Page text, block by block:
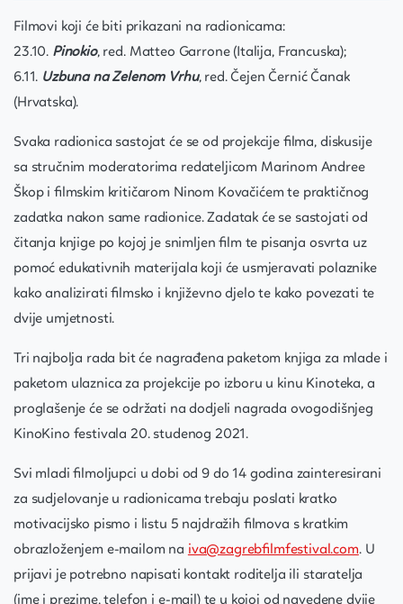
Filmovi koji će biti prikazani na radionicama:
23.10. Pinokio, red. Matteo Garrone (Italija, Francuska);
6.11. Uzbuna na Zelenom Vrhu, red. Čejen Černić Čanak
(Hrvatska).
Svaka radionica sastojat će se od projekcije filma, diskusije
sa stručnim moderatorima redateljicom Marinom Andree
Škop i filmskim kritičarom Ninom Kovačićem te praktičnog
zadatka nakon same radionice. Zadatak će se sastojati od
čitanja knjige po kojoj je snimljen film te pisanja osvrta uz
pomoć edukativnih materijala koji će usmjeravati polaznike
kako analizirati filmsko i književno djelo te kako povezati te
dvije umjetnosti.
Tri najbolja rada bit će nagrađena paketom knjiga za mlade i
paketom ulaznica za projekcije po izboru u kinu Kinoteka, a
proglašenje će se održati na dodjeli nagrada ovogodišnjeg
KinoKino festivala 20. studenog 2021.
Svi mladi filmoljupci u dobi od 9 do 14 godina zainteresirani
za sudjelovanje u radionicama trebaju poslati kratko
motivacijsko pismo i listu 5 najdražih filmova s kratkim
obrazloženjem e-mailom na iva@zagrebfilmfestival.com. U
prijavi je potrebno napisati kontakt roditelja ili staratelja
(ime i prezime, telefon i e-mail) te u kojoj od navedene dvije